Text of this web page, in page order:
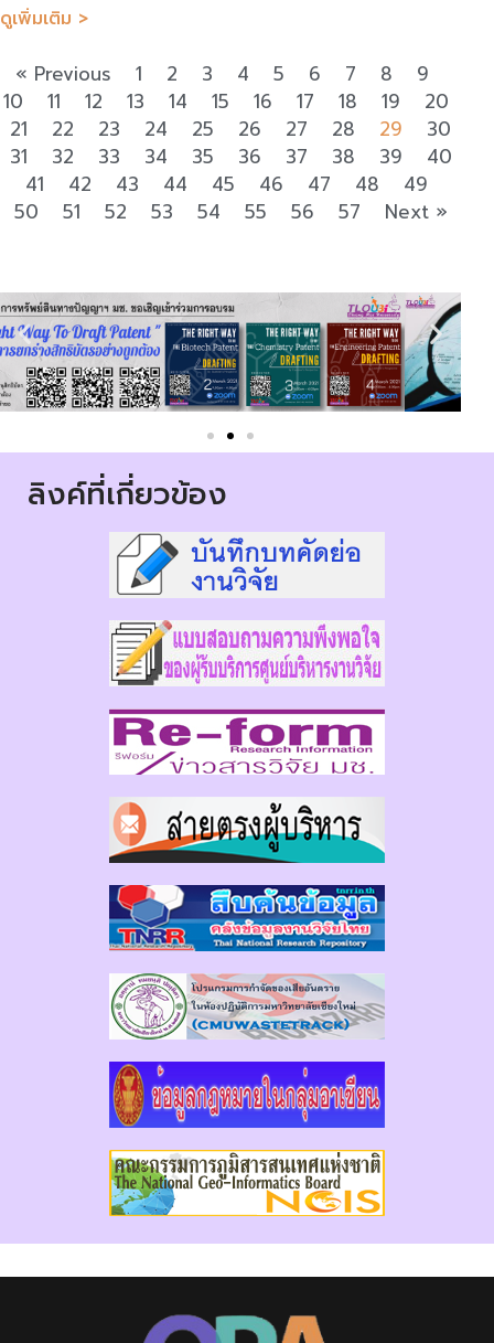
ดูเพิ่มเติม >
« Previous 1 2 3 4 5 6 7 8
9
10
11 12 13 14 15 16 17 18 19
20
21
22 23 24 25 26 27 28 29
30
31
32 33 34 35 36 37 38 39
40
41
42 43 44 45 46 47 48
49
50
51 52 53 54 55 56 57 Next »
ลิงค์ที่เกี่ยวข้อง